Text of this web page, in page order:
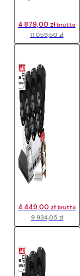
11 059,50 zł
4 879,00 zł brutto
9 934,05 zł
4 449,00 zł brutto